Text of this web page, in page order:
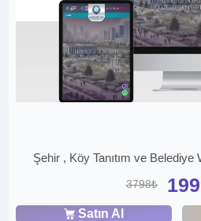
Şehir , Köy Tanıtım ve
3798₺
Satın Al